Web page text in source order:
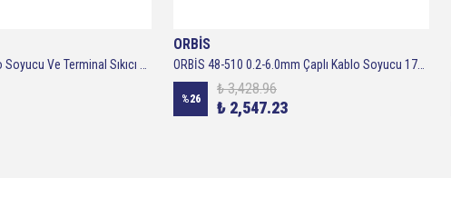
Prolink PH-032 Kablo Soyucu Ve Terminal Sıkıcı Pense Soyucu Awg 10-24 Koaksiyel Kablo Soyucu Sıkma Awg 10-23
ORBİS
ORBİS 48-510 0.2-6.0mm Çaplı Kablo Soyucu 170 MM - GERMANY
%26
₺ 3,428.96
₺ 2,547.23